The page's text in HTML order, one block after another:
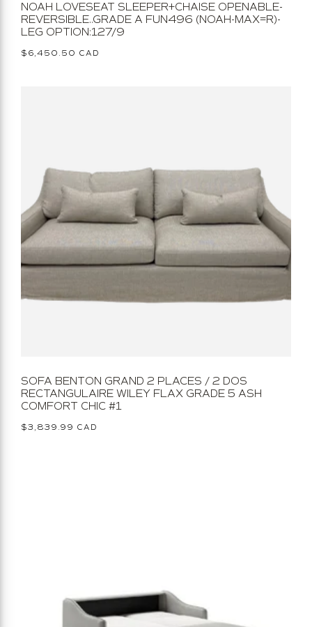
NOAH LOVESEAT SLEEPER+CHAISE OPENABLE-
REVERSIBLE..GRADE A FUN496 (NOAH-MAX=R)-
LEG OPTION:127/9
Prix
$6,450.50 CAD
SOFA BENTON GRAND 2 PLACES / 2 DOS
RECTANGULAIRE WILEY FLAX GRADE 5 ASH
COMFORT CHIC #1
Prix
$3,839.99 CAD